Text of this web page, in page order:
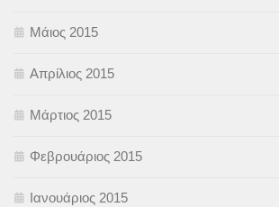
Μάιος 2015
Απρίλιος 2015
Μάρτιος 2015
Φεβρουάριος 2015
Ιανουάριος 2015